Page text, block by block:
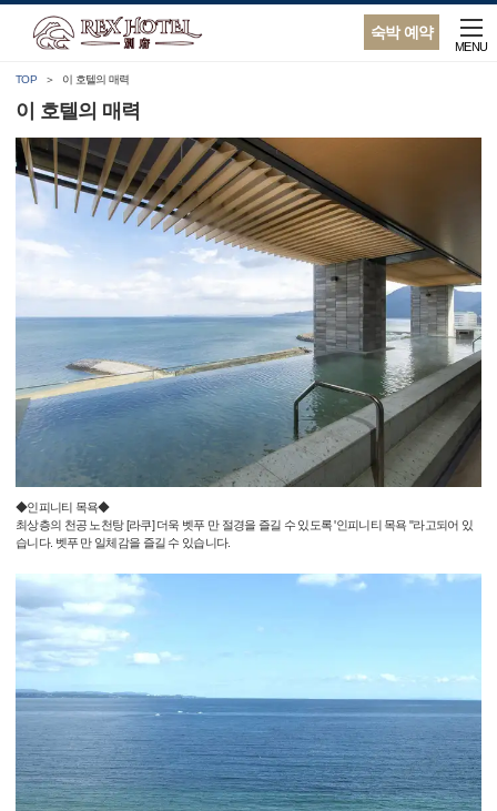
숙박 예약
MENU
TOP 이 호텔의 매력
이 호텔의 매력
◆인피니티 목욕◆
최상층의 천공 노천탕 [라쿠] 더욱 벳푸 만 절경을 즐길 수 있도록 '인피니티 목욕 "라고되어 있
습니다. 벳푸 만 일체감을 즐길 수 있습니다.